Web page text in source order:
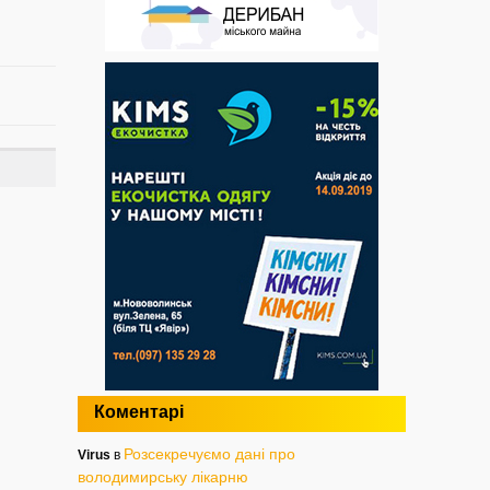
Коментарі
Virus в Розсекречуємо дані про
володимирську лікарню